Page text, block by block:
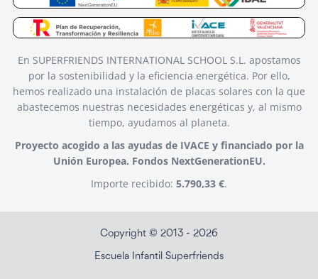
En SUPERFRIENDS INTERNATIONAL SCHOOL S.L. apostamos
por la sostenibilidad y la eficiencia energética. Por ello,
hemos realizado una instalación de placas solares con la que
abastecemos nuestras necesidades energéticas y, al mismo
tiempo, ayudamos al planeta.
Proyecto acogido a las ayudas de IVACE y financiado por la
Unión Europea. Fondos NextGenerationEU.
Importe recibido: 5.790,33 €.
Copyright © 2013 - 2026
Escuela Infantil Superfriends